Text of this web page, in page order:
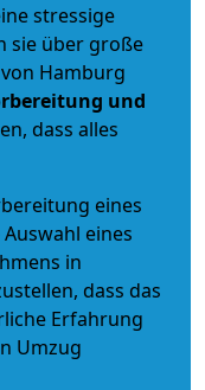
stressige
sie über große
Hamburg
und
dass alles
eines
eines
in
dass das
Erfahrung
Umzug